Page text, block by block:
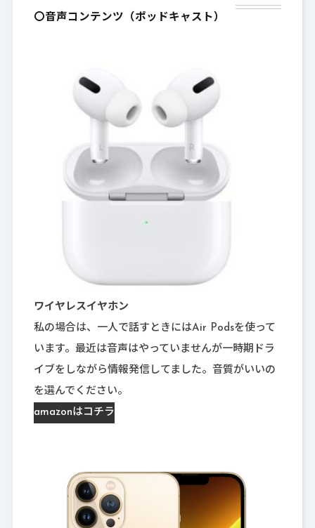
〇音声コンテンツ（ポッドキャスト）
ワイヤレスイヤホン
私の場合は、一人で話すときにはAir Podsを使って
います。最近は音声はやっていませんが一時期ドラ
イブをしながら情報発信してました。音質がいいの
を選んでください。
amazonはコチラ